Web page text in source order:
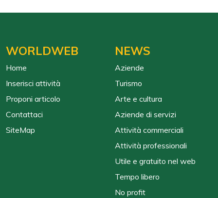
WORLDWEB
Home
Inserisci attività
Proponi articolo
Contattaci
SiteMap
NEWS
Aziende
Turismo
Arte e cultura
Aziende di servizi
Attività commerciali
Attività professionali
Utile e gratuito nel web
Tempo libero
No profit